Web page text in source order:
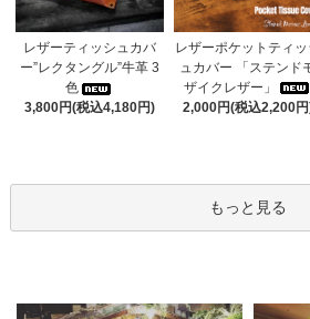
レザーティッシュカバ
ー”レクタングル”牛革 3
色
3,800円(税込4,180円)
レザーポケットティッ
ュカバー 「ステンド
ザイクレザー」
2,000円(税込2,200
もっと見る